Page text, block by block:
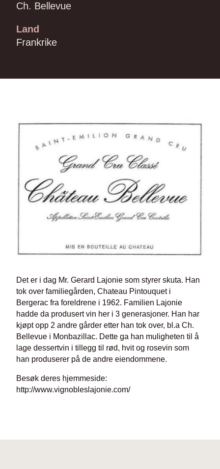
Ch. Bellevue
Land
Frankrike
Det er i dag Mr. Gerard Lajonie som styrer skuta. Han
tok over familiegården, Chateau Pintouquet i
Bergerac fra foreldrene i 1962. Familien Lajonie
hadde da produsert vin her i 3 generasjoner. Han har
kjøpt opp 2 andre gårder etter han tok over, bl.a Ch.
Bellevue i Monbazillac. Dette ga han muligheten til å
lage dessertvin i tillegg til rød, hvit og rosevin som
han produserer på de andre eiendommene.
Besøk deres hjemmeside:
http://www.vignobleslajonie.com/